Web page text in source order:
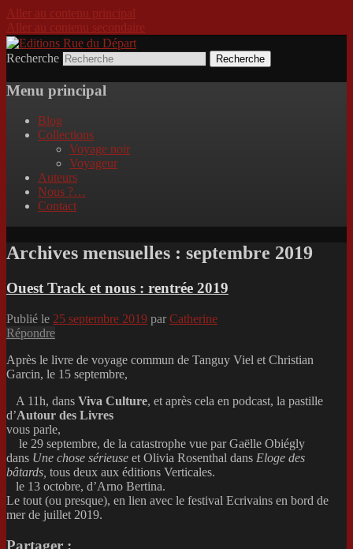
Aller au contenu principal
Aller au contenu secondaire
Editions Rue du Départ
Incitation au voyage, du roman noir au
poème.
Recherche
Menu principal
Blog
Collections
Voyage noir
Voyageur
Auteurs
Nous ?…
Contact
Archives mensuelles : septembre 2019
Ouest Track et nous : rentrée 2019
Publié le 25 septembre 2019 par Catherine
Répondre
Après le livre de voyage commun de Tanguy Viel et Christian
Garcin, le 15 septembre,
A 11h, dans Viva Culture, et après cela en podcast, la pastille
d’Autour des Livres
vous parle,
le 29 septembre, de la catastrophe vue par Gaëlle Obiégly
dans Une chose sérieuse et Olivia Rosenthal dans Eloge des
bâtards, tous deux aux éditions Verticales.
le 13 octobre, d’Arno Bertina.
Le tout (ou presque), en lien avec le festival Ecrivains en bord de
mer de juillet 2019.
Partager :